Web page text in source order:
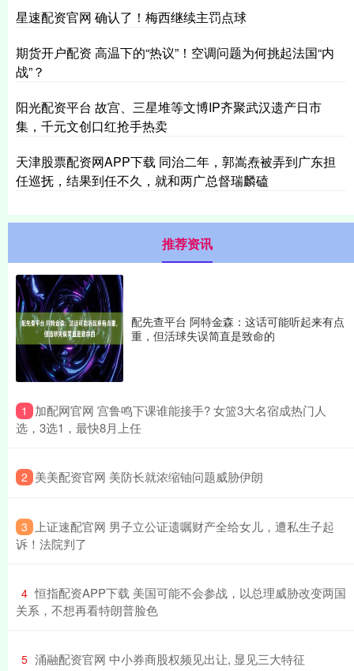
星速配资官网 确认了！梅西继续主罚点球
期货开户配资 高温下的“热议”！空调问题为何挑起法国“内
战”？
阳光配资平台 故宫、三星堆等文博IP齐聚武汉遗产日市
集，千元文创口红抢手热卖
天津股票配资网APP下载 同治二年，郭嵩焘被弄到广东担
任巡抚，结果到任不久，就和两广总督瑞麟磕
推荐资讯
配先查平台 阿特金森：这话可能听起来有点
重，但活球失误简直是致命的
1
​加配网官网 宫鲁鸣下课谁能接手? 女篮3大名宿成热门人
选，3选1，最快8月上任
2 ​美美配资官网 美防长就浓缩铀问题威胁伊朗
3
​上证速配官网 男子立公证遗嘱财产全给女儿，遭私生子起
诉！法院判了
4 ​恒指配资APP下载 美国可能不会参战，以总理威胁改变两国
关系，不想再看特朗普脸色
5 ​涌融配资官网 中小券商股权频见出让, 显见三大特征